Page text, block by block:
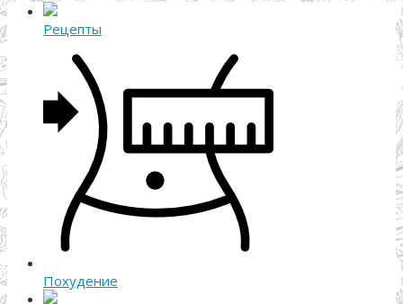
Рецепты
Похудение